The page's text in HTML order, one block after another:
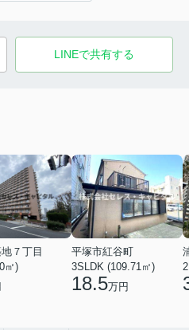
LINEで共有する
７丁目
㎡)
平塚市紅谷町
3SLDK (109.71㎡)
18.5万円